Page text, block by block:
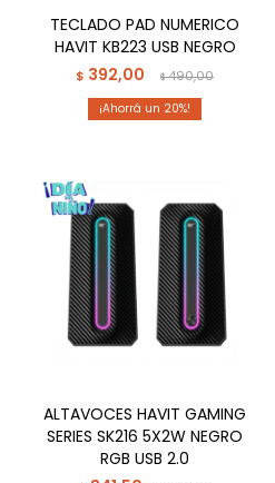
TECLADO PAD NUMERICO
HAVIT KB223 USB NEGRO
$ 392,00 $490,00
20
ALTAVOCES HAVIT GAMING
SERIES SK216 5X2W NEGRO
RGB USB 2.0